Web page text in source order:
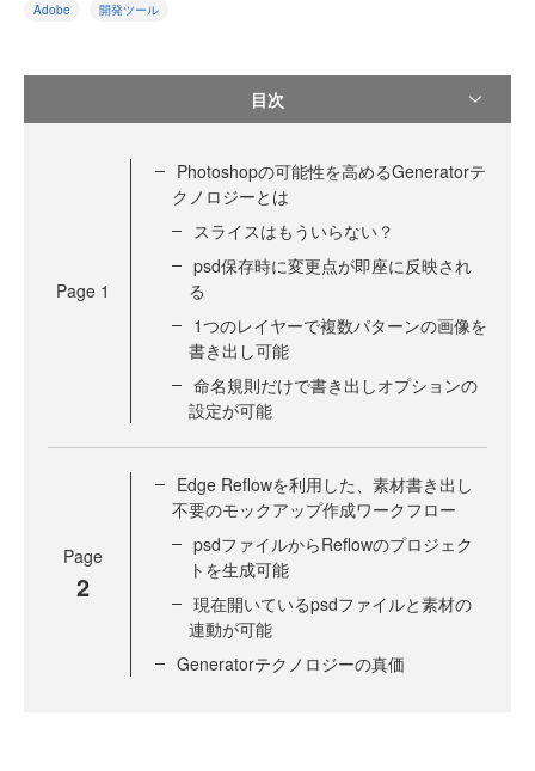
Adobe 開発ツール
目次
Page 1
Photoshopの可能性を高めるGeneratorテ
クノロジーとは
スライスはもういらない？
psd保存時に変更点が即座に反映され
る
1つのレイヤーで複数パターンの画像を
書き出し可能
命名規則だけで書き出しオプションの
設定が可能
Page
2
Edge Reflowを利用した、素材書き出し
不要のモックアップ作成ワークフロー
psdファイルからReflowのプロジェク
トを生成可能
現在開いているpsdファイルと素材の
連動が可能
Generatorテクノロジーの真価